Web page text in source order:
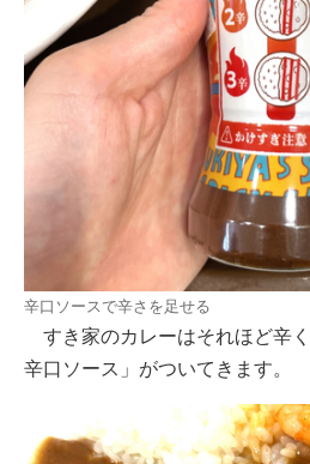
辛口ソースで辛さを足せる
すき家のカレーはそれほど辛
辛口ソース」がついてきます。